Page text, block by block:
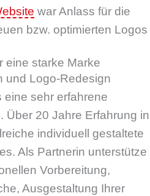
war Anlass für die
bzw. optimierten Logos
eine starke Marke
und Logo-Redesign
eine sehr erfahrene
Über 20 Jahre Erfahrung in
individuell gestaltete
Als Partnerin unterstütze
Vorbereitung,
Ausgestaltung Ihrer